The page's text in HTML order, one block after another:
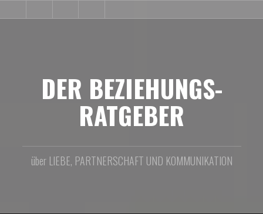
Inhalt
SHOP
DER BEZIEHUNGS-
RATGEBER
über LIEBE, PARTNERSCHAFT UND KOMMUNIKATION